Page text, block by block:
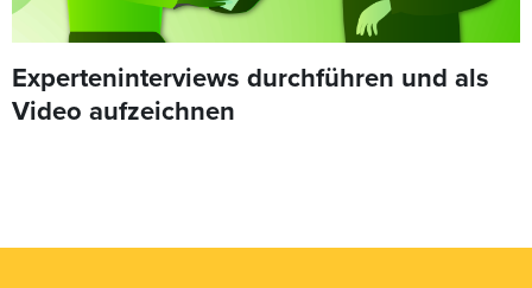
Experteninterviews durchführen und als
Video aufzeichnen